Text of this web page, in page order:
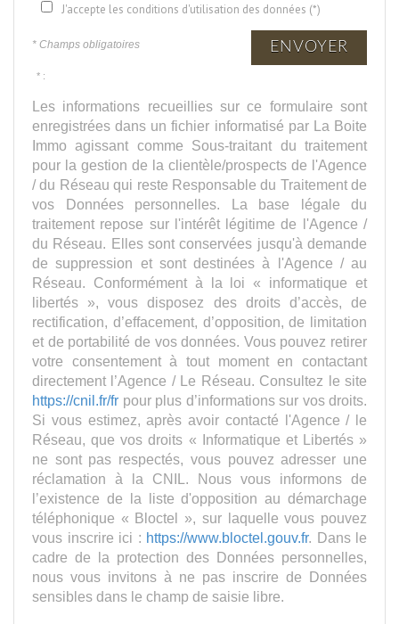
J'accepte les conditions d'utilisation des données (*)
* Champs obligatoires ENVOYER
* :
Les informations recueillies sur ce formulaire sont
enregistrées dans un fichier informatisé par La Boite
Immo agissant comme Sous-traitant du traitement
pour la gestion de la clientèle/prospects de l'Agence
/ du Réseau qui reste Responsable du Traitement de
vos Données personnelles. La base légale du
traitement repose sur l'intérêt légitime de l'Agence /
du Réseau. Elles sont conservées jusqu'à demande
de suppression et sont destinées à l'Agence / au
Réseau. Conformément à la loi « informatique et
libertés », vous disposez des droits d’accès, de
rectification, d’effacement, d’opposition, de limitation
et de portabilité de vos données. Vous pouvez retirer
votre consentement à tout moment en contactant
directement l’Agence / Le Réseau. Consultez le site
https://cnil.fr/fr pour plus d’informations sur vos droits.
Si vous estimez, après avoir contacté l'Agence / le
Réseau, que vos droits « Informatique et Libertés »
ne sont pas respectés, vous pouvez adresser une
réclamation à la CNIL. Nous vous informons de
l’existence de la liste d'opposition au démarchage
téléphonique « Bloctel », sur laquelle vous pouvez
vous inscrire ici : https://www.bloctel.gouv.fr. Dans le
cadre de la protection des Données personnelles,
nous vous invitons à ne pas inscrire de Données
sensibles dans le champ de saisie libre.